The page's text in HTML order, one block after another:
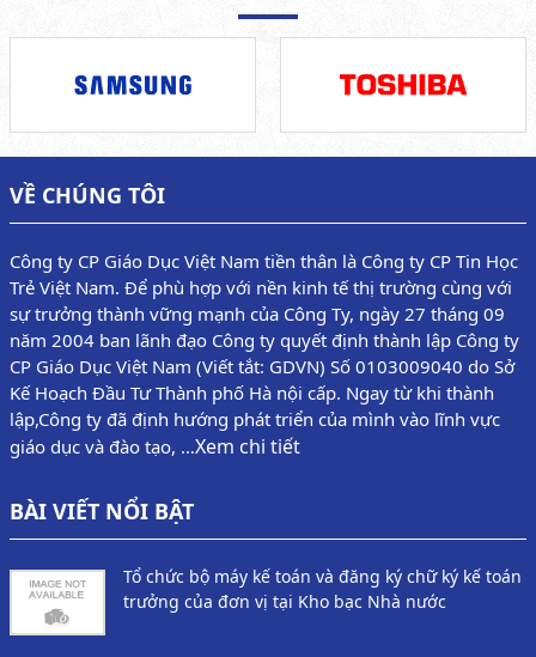
VỀ CHÚNG TÔI
Công ty CP Giáo Dục Việt Nam tiền thân là Công ty CP Tin Học
Trẻ Việt Nam. Để phù hợp với nền kinh tế thị trường cùng với
sự trưởng thành vững mạnh của Công Ty, ngày 27 tháng 09
năm 2004 ban lãnh đạo Công ty quyết định thành lập Công ty
CP Giáo Dục Việt Nam (Viết tắt: GDVN) Số 0103009040 do Sở
Kế Hoạch Đầu Tư Thành phố Hà nội cấp. Ngay từ khi thành
lập,Công ty đã định hướng phát triển của mình vào lĩnh vực
giáo dục và đào tạo, …Xem chi tiết
BÀI VIẾT NỔI BẬT
Tổ chức bộ máy kế toán và đăng ký chữ ký kế toán
trưởng của đơn vị tại Kho bạc Nhà nước